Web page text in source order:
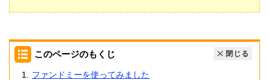
このページのもくじ 閉じる
ファンドミーを使ってみました